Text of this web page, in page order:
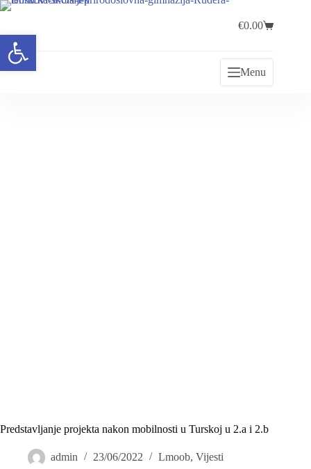
€0.00
Menu
Predstavljanje projekta nakon mobilnosti u Turskoj u 2.a i 2.b
admin 23/06/2022 Lmoob, Vijesti
Open toolbar